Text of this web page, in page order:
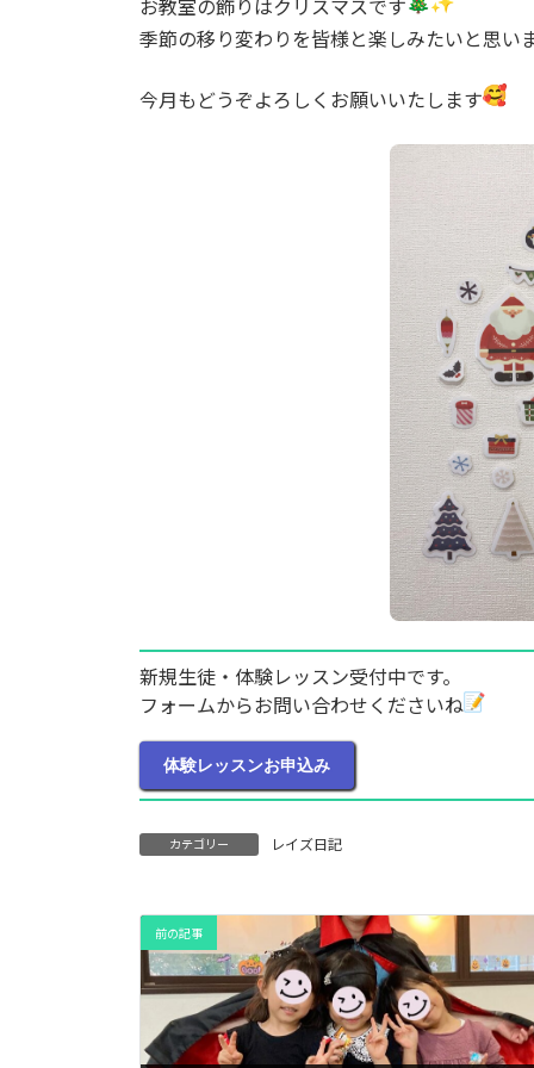
:
お教室の飾りはクリスマスです
季節の移り変わりを皆様と楽しみたいと思い
今月もどうぞよろしくお願いいたします
新規生徒・体験レッスン受付中です。
フォームからお問い合わせくださいね
体験レッスンお申込み
カテゴリー レイズ日記
前の記事